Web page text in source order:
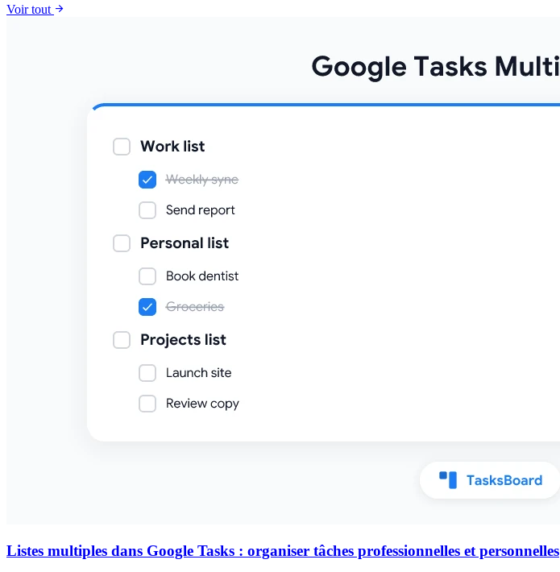
Voir tout arrow_forward
Listes multiples dans Google Tasks : organiser tâches professionnelles et personnelles